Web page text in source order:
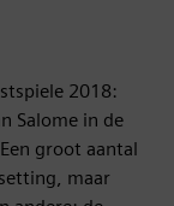
2018:
Salome in de
groot aantal
maar